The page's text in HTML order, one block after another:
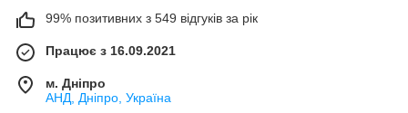
99% позитивних з 549 відгуків за рік
Працює з 16.09.2021
м. Дніпро
АНД, Дніпро, Україна